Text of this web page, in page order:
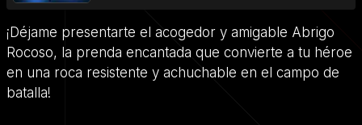
¡Déjame presentarte el acogedor y amigable Abrigo
Rocoso, la prenda encantada que convierte a tu héroe
en una roca resistente y achuchable en el campo de
batalla!